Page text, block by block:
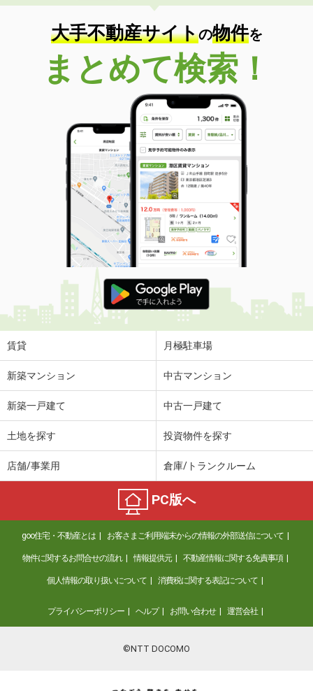
大手不動産サイトの物件を
まとめて検索！
賃貸 月極駐車場
新築マンション 中古マンション
新築一戸建て 中古一戸建て
土地を探す 投資物件を探す
店舗/事業用 倉庫/トランクルーム
PC版へ
goo住宅・不動産とは お客さまご利用端末からの情報の外部送信について
物件に関するお問合せの流れ 情報提供元 不動産情報に関する免責事項
個人情報の取り扱いについて 消費税に関する表記について
プライバシーポリシー ヘルプ お問い合わせ 運営会社
©NTT DOCOMO